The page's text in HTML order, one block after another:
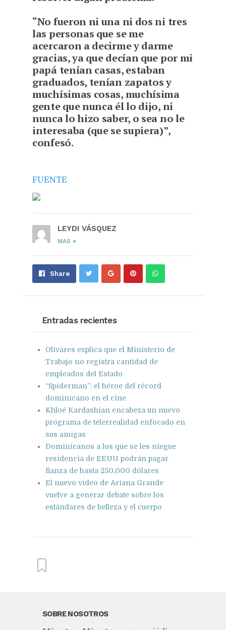
“No fueron ni una ni dos ni tres
las personas que se me
acercaron a decirme y darme
gracias, ya que decían que por mi
papá tenían casas, estaban
graduados, tenían zapatos y
muchísimas cosas, muchísima
gente que nunca él lo dijo, ni
nunca lo hizo saber, o sea no le
interesaba (que se supiera)”,
confesó.
FUENTE
LEYDI VÁSQUEZ
MAS »
Share Share Pin Send
Entradas recientes
Olivares explica que el Ministerio de
Trabajo no registra cantidad de
empleados del Estado
“Spiderman”: el héroe del récord
dominicano en el cine
Khloé Kardashian encabeza un nuevo
programa de telerrealidad enfocado en
sus amigas
Dominicanos a los que se les niegue
residencia de EEUU podrán pagar
fianza de hasta 250,000 dólares
El nuevo video de Ariana Grande
vuelve a generar debate sobre los
estándares de belleza y el cuerpo
From this category »
SOBRE NOSOTROS